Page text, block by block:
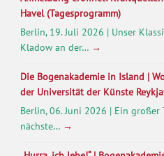
Havel (Tagesprogramm)
Berlin, 19. Juli 2026 | Unser
Kladow an der… →
Die Bogenakademie in Island |
der Universität der Künste
Berlin, 06. Juni 2026 | Ein
nächste… →